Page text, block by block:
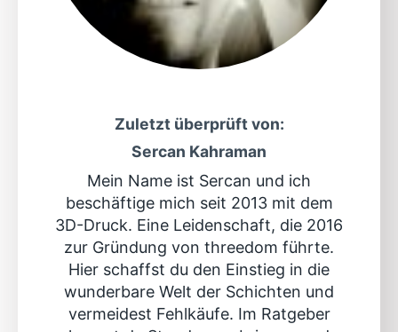
Zuletzt überprüft von:
Sercan Kahraman
Mein Name ist Sercan und ich
beschäftige mich seit 2013 mit dem
3D-Druck. Eine Leidenschaft, die 2016
zur Gründung von threedom führte.
Hier schaffst du den Einstieg in die
wunderbare Welt der Schichten und
vermeidest Fehlkäufe. Im Ratgeber